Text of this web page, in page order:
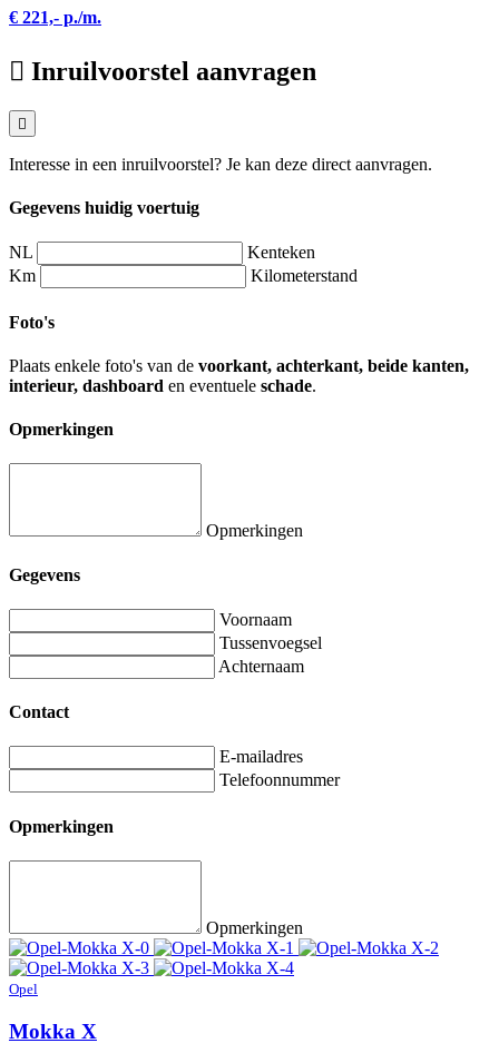
€ 221,- p./m.
Inruilvoorstel aanvragen
Interesse in een inruilvoorstel? Je kan deze direct aanvragen.
Gegevens huidig voertuig
NL
Kenteken
Km
Kilometerstand
Foto's
Plaats enkele foto's van de voorkant, achterkant, beide kanten,
interieur, dashboard en eventuele schade.
Opmerkingen
Opmerkingen
Gegevens
Voornaam
Tussenvoegsel
Achternaam
Contact
E-mailadres
Telefoonnummer
Opmerkingen
Opmerkingen
Opel
Mokka X